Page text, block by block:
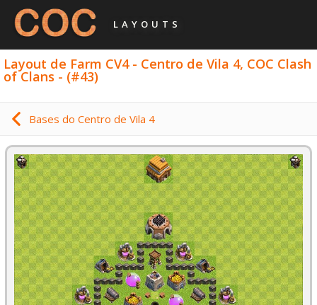
LAYOUTS
Layout de Farm CV4 - Centro de Vila 4, COC Clash
of Clans - (#43)
Bases do Centro de Vila 4